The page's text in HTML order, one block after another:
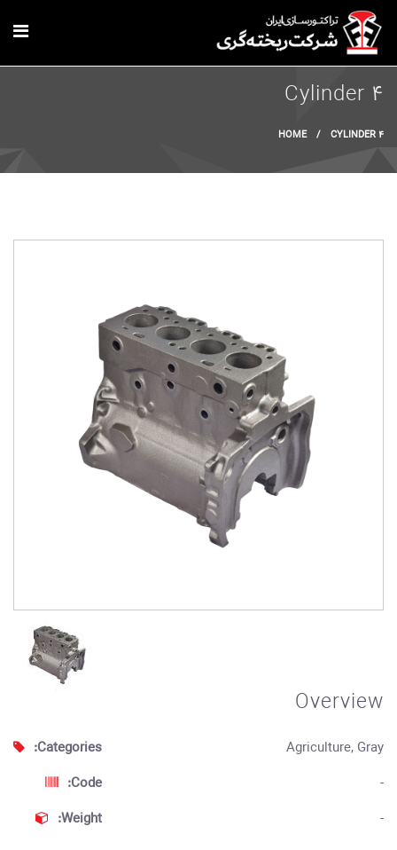
Skip to main content
Cylinder 4
You are here
HOME / CYLINDER 4
Overview
Categories:
Agriculture, Gray
Code:
-
Weight:
-